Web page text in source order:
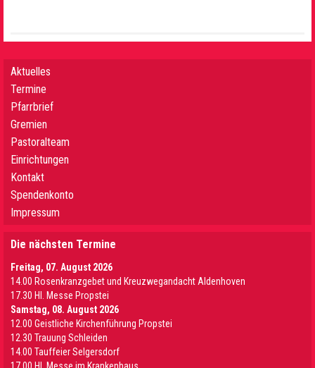
Aktuelles
Termine
Pfarrbrief
Gremien
Pastoralteam
Einrichtungen
Kontakt
Spendenkonto
Impressum
Die nächsten Termine
Freitag, 07. August 2026
14.00 Rosenkranzgebet und Kreuzwegandacht Aldenhoven
17.30 Hl. Messe Propstei
Samstag, 08. August 2026
12.00 Geistliche Kirchenführung Propstei
12.30 Trauung Schleiden
14.00 Tauffeier Selgersdorf